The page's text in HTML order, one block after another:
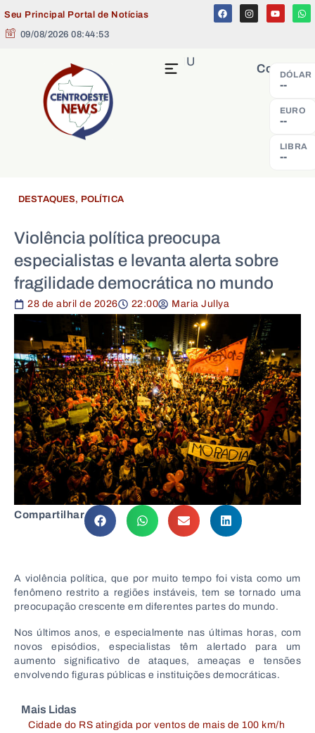
Seu Principal Portal de Notícias
09/08/2026 08:44:53
Cotação
DÓLAR
--
EURO
--
LIBRA
--
MENU
DESTAQUES, POLÍTICA
Violência política preocupa
especialistas e levanta alerta sobre
fragilidade democrática no mundo
28 de abril de 2026 22:00 Maria Jullya
Compartilhar
A violência política, que por muito tempo foi vista como um
fenômeno restrito a regiões instáveis, tem se tornado uma
preocupação crescente em diferentes partes do mundo.
Nos últimos anos, e especialmente nas últimas horas, com
novos episódios, especialistas têm alertado para um
aumento significativo de ataques, ameaças e tensões
envolvendo figuras públicas e instituições democráticas.
Mais Lidas
Cidade do RS atingida por ventos de mais de 100 km/h